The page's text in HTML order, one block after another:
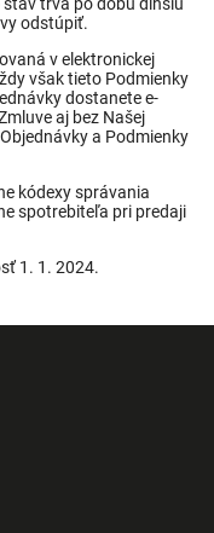
trvá po dobu dlhšiu
odstúpiť.
v elektronickej
však tieto Podmienky
dostanete e-
aj bez Našej
a Podmienky
kódexy správania
spotrebiteľa pri predaji
1. 1. 2024.